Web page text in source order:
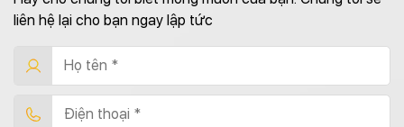
liên hệ lại cho bạn ngay lập tức